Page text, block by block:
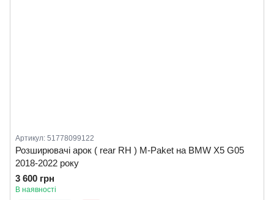
Артикул: 51778099122
Розширювачі арок ( rear RH ) M-Paket на BMW X5 G05
2018-2022 року
3 600 грн
В наявності